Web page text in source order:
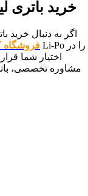
خرید باتری
اگر به دنبال خرید
فروشگاه
اختیار شما
مشاوره تخصصی،